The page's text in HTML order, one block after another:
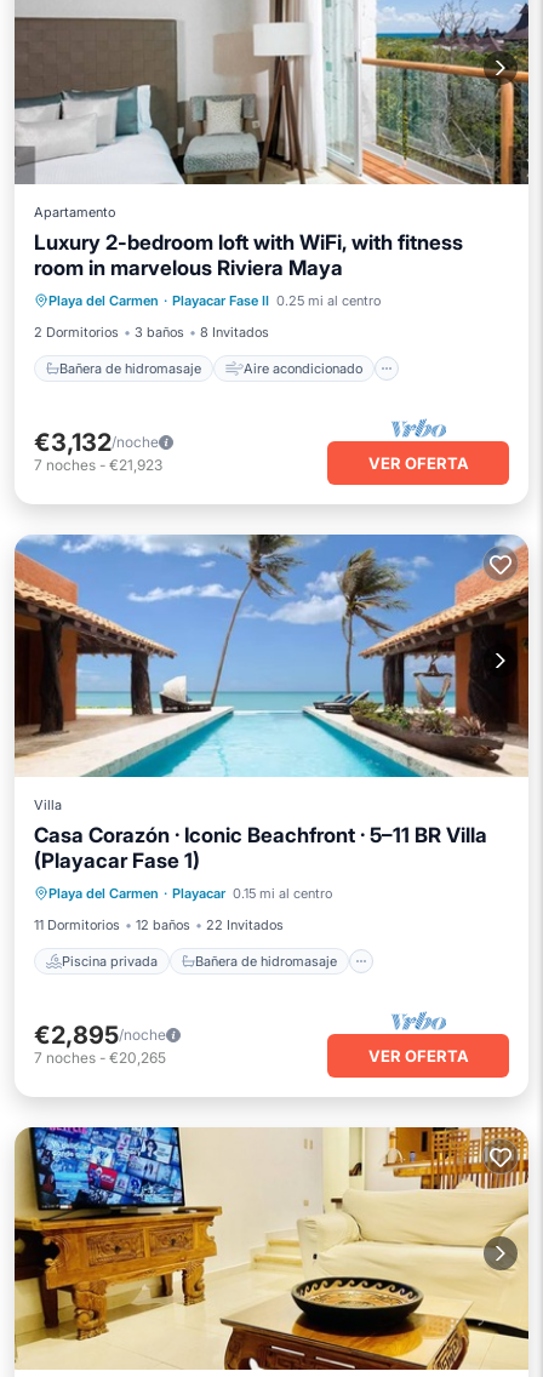
Apartamento
Luxury 2-bedroom loft with WiFi, with fitness
room in marvelous Riviera Maya
Playa del Carmen · Playacar Fase II 0.25 mi al centro
2 Dormitorios
3 baños 8 Invitados
Bañera de hidromasaje Aire acondicionado
Bañera de hidromasaje
Aire acondicionado
Internet
Apto para niños
€3,132/noche
7 noches - €21,923 VER OFERTA
Villa
Casa Corazón · Iconic Beachfront · 5–11 BR Villa
(Playacar Fase 1)
Playa del Carmen · Playacar 0.15 mi al centro
11 Dormitorios
12 baños 22 Invitados
Piscina privada Bañera de hidromasaje
Piscina privada
Aparcamiento
Piscina
€2,895/noche
7 noches - €20,265 VER OFERTA